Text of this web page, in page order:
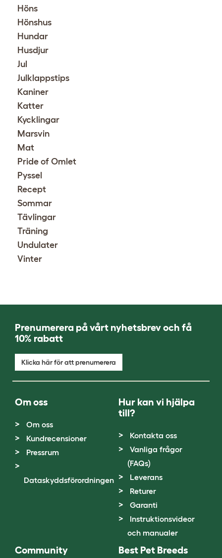
Höns
Hönshus
Hundar
Husdjur
Jul
Julklappstips
Kaniner
Katter
Kycklingar
Marsvin
Mat
Pride of Omlet
Pyssel
Recept
Sommar
Tävlingar
Träning
Undulater
Vinter
Prenumerera på vårt nyhetsbrev och få
10% rabatt
Klicka här för att prenumerera
Om oss
Om oss
Kundrecensioner
Pressrum
Dataskyddsförordningen
Hur kan vi hjälpa
till?
Kontakta oss
Vanliga frågor
(FAQs)
Leverans
Returer
Garanti
Instruktionsvideor
och manualer
Community Best Pet Breeds